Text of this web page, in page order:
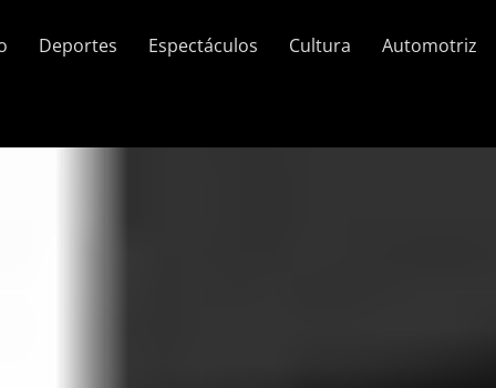
Deportes Espectáculos Cultura Automotriz